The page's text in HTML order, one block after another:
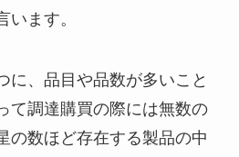
います。
に、品目や品数が多いこと
て調達購買の際には無数の
の数ほど存在する製品の中